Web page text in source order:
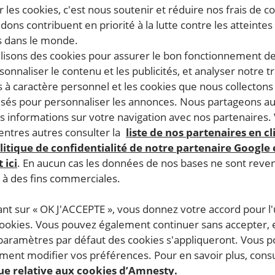
d’Amnesty International France agit pour la
sexuelles minorisées). Cette commission
des personnes LGBTI+.
ou sexuelle, l’identité de genre, l’expression de
milite pour le respect du droit à l’égalité, à la dignité
les cookies, c'est nous soutenir et réduire nos frais de
contribuent en priorité à la lutte contre les
dans le monde.
des cookies pour assurer le bon fonctionnement
le contenu et les publicités, et analyser notre
à caractère personnel et les cookies que nous
pour personnaliser les annonces. Nous partageons
informations sur votre navigation avec nos partenaires.
autres consulter la liste de nos partenaires en
de confidentialité de notre partenaire Google
ici. En aucun cas les données de nos bases ne sont
des fins commerciales.
sur « OK J'ACCEPTE », vous donnez votre accord pour
Vous pouvez également continuer sans accepter,
par défaut des cookies s'appliqueront. Vous
modifier vos préférences. Pour en savoir plus,
relative aux cookies d’Amnesty.